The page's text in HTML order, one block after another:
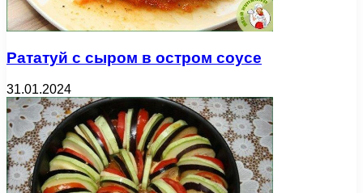
Рататуй с сыром в остром соусе
31.01.2024